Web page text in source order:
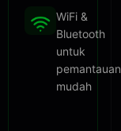
WiFi &
Bluetooth
untuk
pemantauan
mudah